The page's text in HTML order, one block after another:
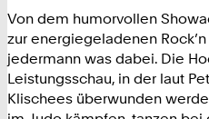
Von dem humorvollen
zur energiegeladenen
jedermann was dabei. Die
Leistungsschau, in der laut
Klischees überwunden